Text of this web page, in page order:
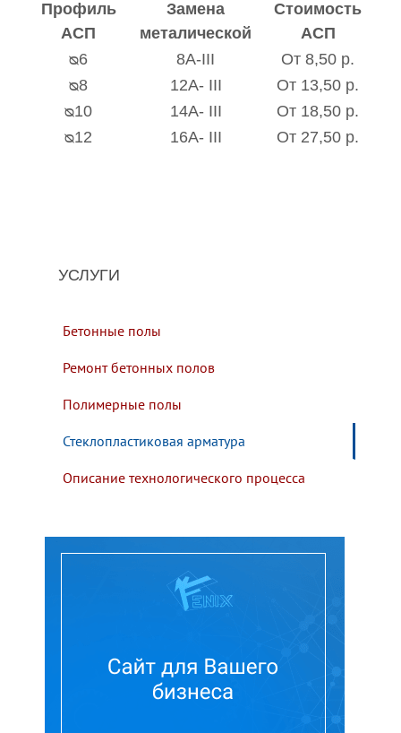
Профиль
АСП
Замена
металической
Стоимость
АСП
ᴓ6
8А-III
От 8,50 р.
ᴓ8
12А- III
От 13,50 р.
ᴓ10
14А- III
От 18,50 р.
ᴓ12
16А- III От 27,50 р.
УСЛУГИ
Бетонные полы
Ремонт бетонных полов
Полимерные полы
Стеклопластиковая арматура
Описание технологического процесса